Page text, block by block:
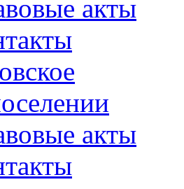
акты
акты